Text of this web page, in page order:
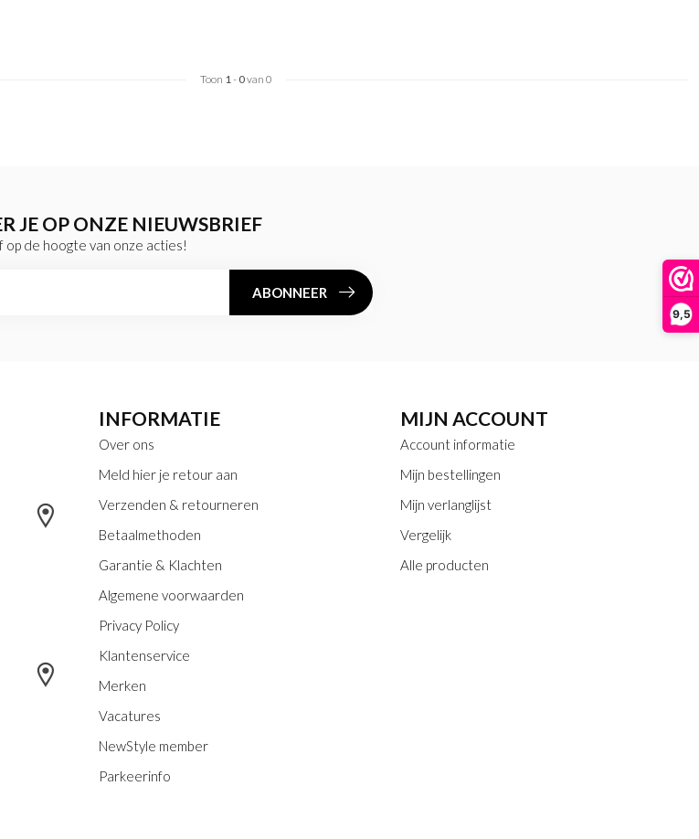
9,5
Toon 1- 0van 0
JE OP ONZE NIEUWSBRIEF
op de hoogte van onze acties!
ABONNEER
INFORMATIE
Over ons
Meld hier je retour aan
Verzenden & retourneren
Betaalmethoden
Garantie & Klachten
Algemene voorwaarden
Privacy Policy
Klantenservice
Merken
Vacatures
NewStyle member
Parkeerinfo
MIJN ACCOUNT
Account informatie
Mijn bestellingen
Mijn verlanglijst
Vergelijk
Alle producten